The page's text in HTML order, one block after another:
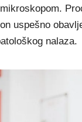
uspešno
nalaza.